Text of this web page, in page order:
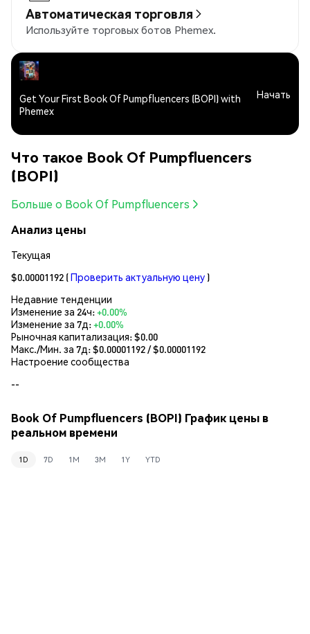
Автоматическая торговля
Используйте торговых ботов Phemex.
Get Your First Book Of Pumpfluencers (BOPI) with
Phemex
Начать
Что такое Book Of Pumpfluencers
(BOPI)
Больше о Book Of Pumpfluencers
Анализ цены
Текущая
$0.00001192 (Проверить актуальную цену )
Недавние тенденции
Изменение за 24ч:+0.00%
Изменение за 7д:+0.00%
Рыночная капитализация:$0.00
Макс./Мин. за 7д: $0.00001192/ $0.00001192
Настроение сообщества
--
Book Of Pumpfluencers (BOPI) График цены в
реальном времени
1D 7D 1M 3M 1Y YTD